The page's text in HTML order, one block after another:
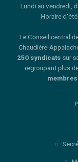
Lundi au vendredi,
Horaire
Le Conseil central
Chaudière-
250 syndicats sur
regroupant plus
membres